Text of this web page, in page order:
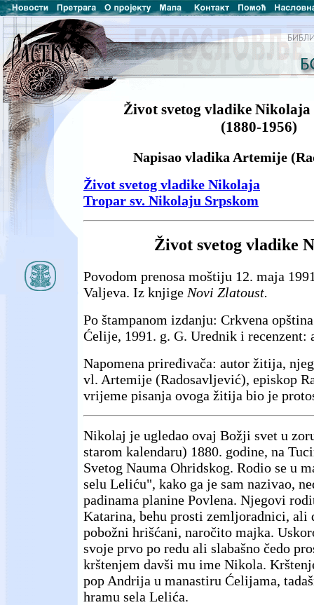
Život svetog vladike
(1880-1956)
Napisao vladika Artemije
Život svetog vladike Nikolaja
Tropar sv. Nikolaju Srpskom
Život svetog vladike
Povodom prenosa moštiju 12. maja
Valjeva. Iz knjige Novi Zlatoust.
Po štampanom izdanju: Crkvena
Ćelije, 1991. g. G. Urednik i recenzent:
Napomena priređivača: autor žitija,
vl. Artemije (Radosavljević), episkop
vrijeme pisanja ovoga žitija bio je
Nikolaj je ugledao ovaj Božji svet u
starom kalendaru) 1880. godine, na
Svetog Nauma Ohridskog. Rodio se u
selu Leliću", kako ga je sam nazivao,
padinama planine Povlena. Njegovi
Katarina, behu prosti zemljoradnici,
pobožni hrišćani, naročito majka.
svoje prvo po redu ali slabašno čedo
krštenjem davši mu ime Nikola.
pop Andrija u manastiru Ćelijama,
hramu sela Lelića.